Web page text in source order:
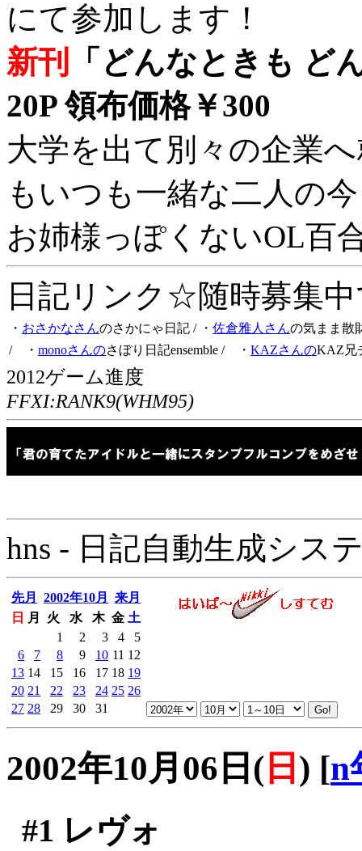
にて参加します！
新刊
「どんなときも ど
20P 領布価格￥300
大学を出て別々の企業
もいつも一緒な二人の
お姉様っぽくないOL百
日記リンク☆随時募集
・ おさかなさんのさかにゃ日記 / ・ 佐倉雅人さんの気まま散
/ ・ monoさんのさぼり日記ensemble / ・ KAZさんのKAZ兄
2012ゲーム進度
FFXI:RANK9(WHM95)
hns - 日記自動生成シス
先月 2002年10月
来月
日
月 火 水 木 金 土
1
2 3 4
5
6
7 8 9 10 11 12
13 14 15 16 17 18 19
20 21 22 23 24 25 26
27 28 29 30 31
2002年10月06日( 日 ) [n
#1 レヴォ